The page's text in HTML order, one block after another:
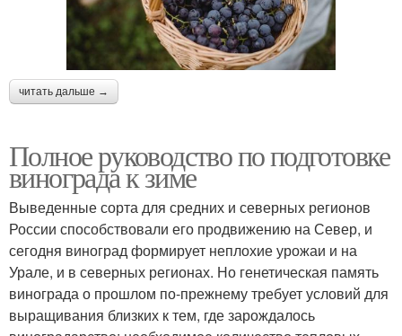
читать дальше →
Полное руководство по подготовке
винограда к зиме
Выведенные сорта для средних и северных регионов
России способствовали его продвижению на Север, и
сегодня виноград формирует неплохие урожаи и на
Урале, и в северных регионах. Но генетическая память
винограда о прошлом по-прежнему требует условий для
выращивания близких к тем, где зарождалось